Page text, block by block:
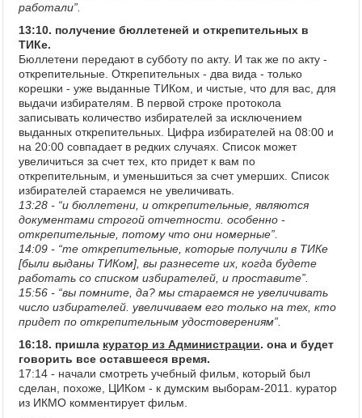
работали”.
13:10. получение бюллетеней и открепительных в
ТИКе.
Бюллетени передают в субботу по акту. И так же по акту -
открепительные. Открепительных - два вида - только
корешки - уже выданные ТИКом, и чистые, что для вас, для
выдачи избирателям. В первой строке протокола
записывать количество избирателей за исключением
выданных открепительных. Цифра избирателей на 08:00 и
на 20:00 совпадает в редких случаях. Список может
увеличиться за счет тех, кто придет к вам по
открепительным, и уменьшиться за счет умерших. Список
избирателей стараемся не увеличивать.
13:28 - “и бюллетени, и открепительные, являются
документами строгой отчетности. особенно -
открепительные, потому что они номерные”.
14:09 - “те открепительные, которые получили в ТИКе
[были выданы ТИКом], вы разнесете их, когда будете
работать со списком избирателей, и проставите”.
15:56 - “вы помните, да? мы стараемся не увеличивать
число избирателей. увеличиваем его только на тех, кто
придет по открепительным удостоверениям”.
16:18. пришла куратор из Администрации. она и будет
говорить все оставшееся время.
17:14 - начали смотреть учебный фильм, который был
сделан, похоже, ЦИКом - к думским выборам-2011. куратор
из ИКМО комментирует фильм.